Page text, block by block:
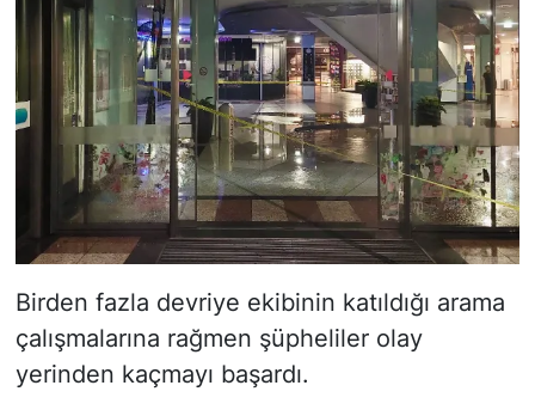
Birden fazla devriye ekibinin katıldığı arama
çalışmalarına rağmen şüpheliler olay
yerinden kaçmayı başardı.